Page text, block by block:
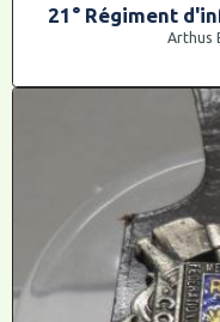
21° Régiment
Arthus